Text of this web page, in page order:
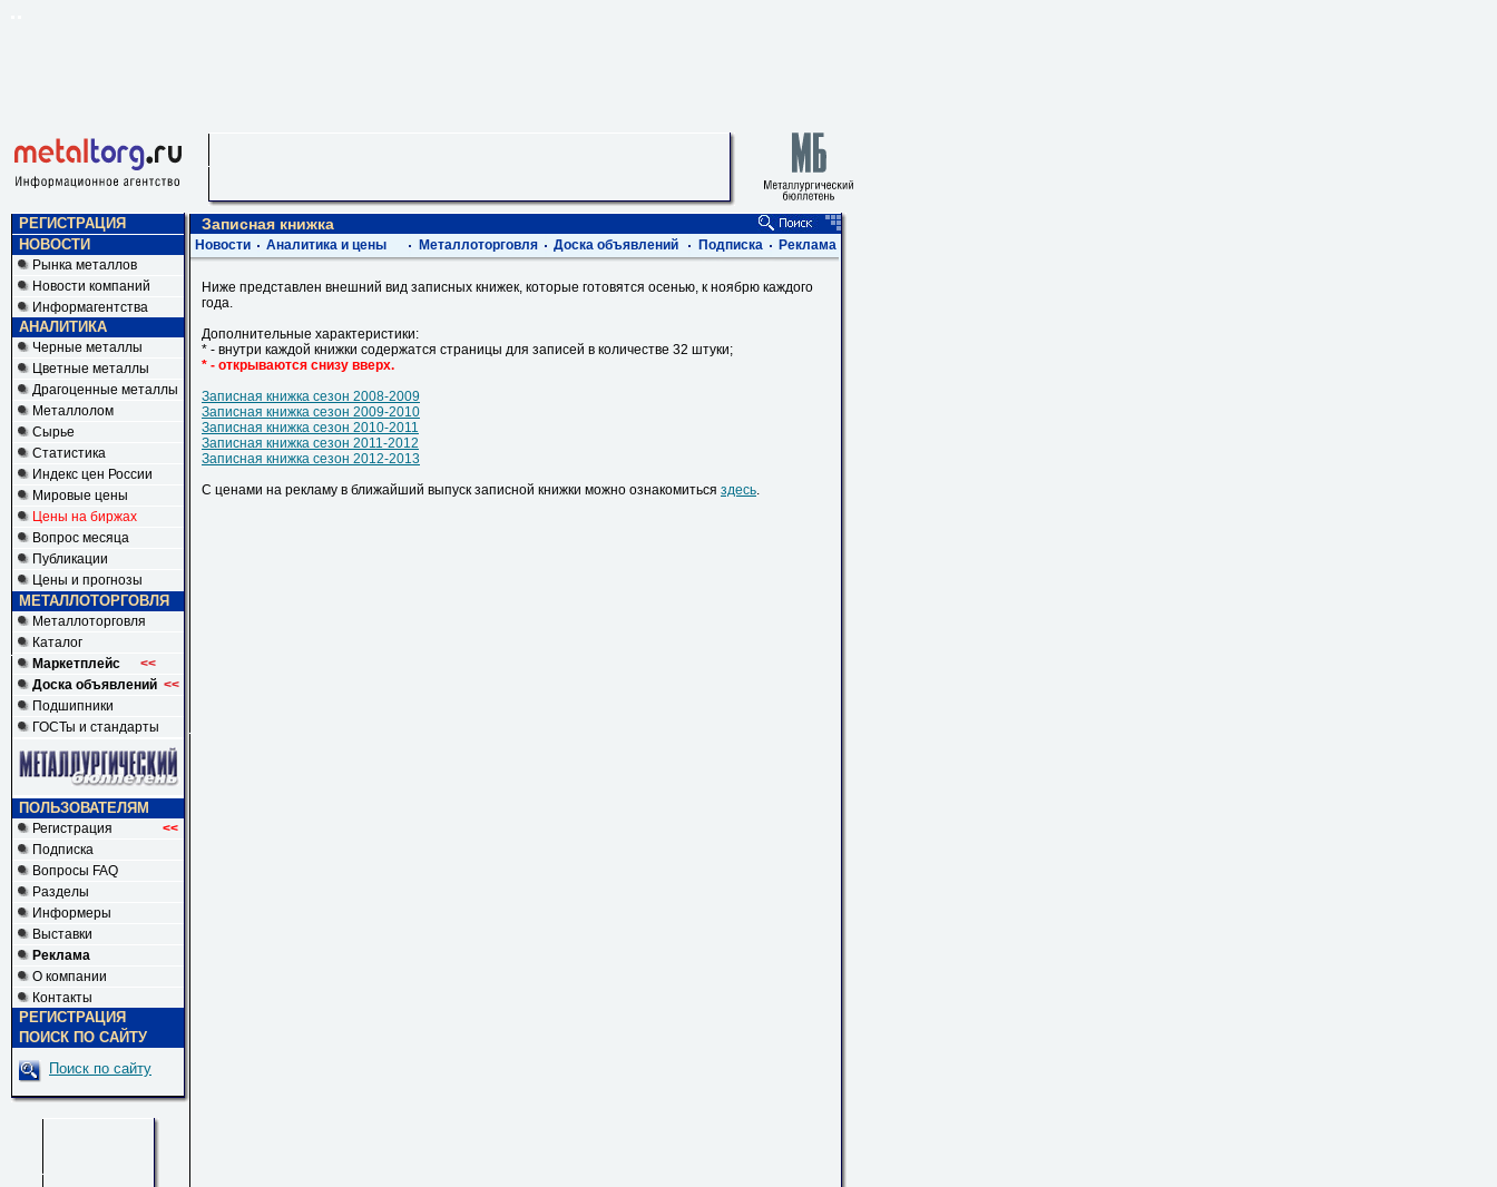
РЕГИСТРАЦИЯ
НОВОСТИ
Рынка металлов
Новости компаний
Информагентства
АНАЛИТИКА
Черные металлы
Цветные металлы
Драгоценные металлы
Металлолом
Сырье
Статистика
Индекс цен России
Мировые цены
Цены на биржах
Вопрос месяца
Публикации
Цены и прогнозы
МЕТАЛЛОТОРГОВЛЯ
Металлоторговля
Каталог
Маркетплейс
<<
Доска объявлений <<
Подшипники
ГОСТы и стандарты
ПОЛЬЗОВАТЕЛЯМ
Регистрация <<
Подписка
Вопросы FAQ
Разделы
Информеры
Выставки
Реклама
О компании
Контакты
РЕГИСТРАЦИЯ
ПОИСК ПО САЙТУ
Поиск по сайту
Записная книжка
Новости Аналитика и цены Металлоторговля Доска объявлений Подписка Реклама
Ниже представлен внешний вид записных книжек, которые готовятся осенью, к ноябрю каждого
года.
Дополнительные характеристики:
* - внутри каждой книжки содержатся страницы для записей в количестве 32 штуки;
* - открываются снизу вверх.
Записная книжка сезон 2008-2009
Записная книжка сезон 2009-2010
Записная книжка сезон 2010-2011
Записная книжка сезон 2011-2012
Записная книжка сезон 2012-2013
С ценами на рекламу в ближайший выпуск записной книжки можно ознакомиться здесь.